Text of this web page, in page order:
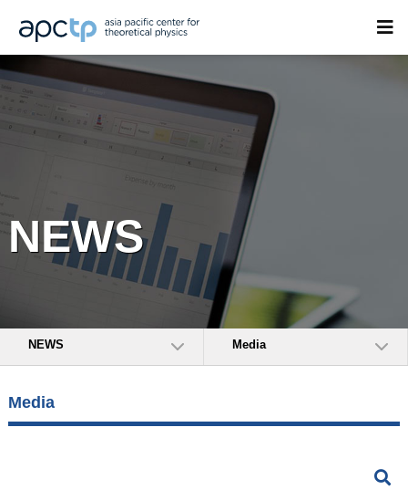
NEWS
NEWS Media
Media